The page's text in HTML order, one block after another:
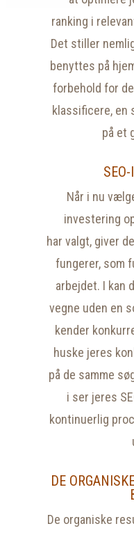
ranking i
Det stiller
benyttes på
forbehold for
klassificere, en
på et
Når i nu
investering
har valgt, giver
fungerer, som
arbejdet. I kan
vegne uden en
kender
huske jeres
på de samme
i ser jeres
kontinuerlig
DE
De organiske